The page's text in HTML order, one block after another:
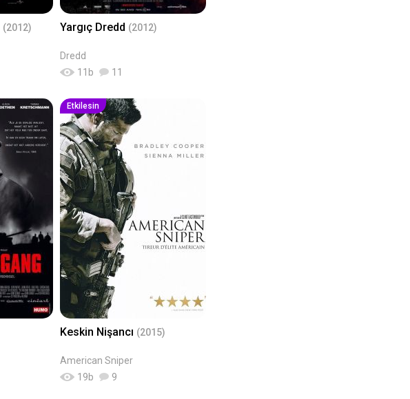
(2012) Yargıç Dredd (2012)
Dredd
11 b 11
Etkilesin
Keskin Nişancı (2015)
American Sniper
19b 9